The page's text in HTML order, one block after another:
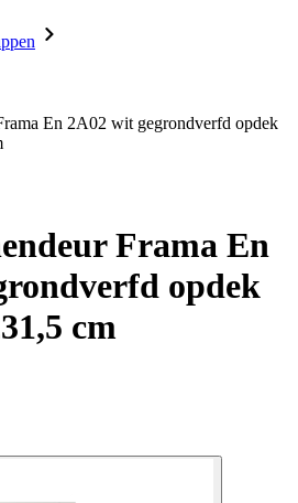
En 2A02 wit gegrondverfd opdek
Frama En
opdek
cm